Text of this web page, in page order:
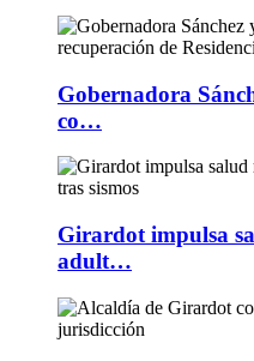
Gobernadora
co…
Girardot impulsa
adult…